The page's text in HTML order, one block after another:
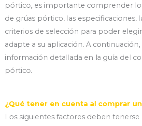
pórtico, es importante comprender
de grúas pórtico, las especificaciones,
criterios de selección para poder
adapte a su aplicación. A continuación,
información detallada en la guía del
pórtico.
¿Qué tener en cuenta al comprar
Los siguientes factores deben